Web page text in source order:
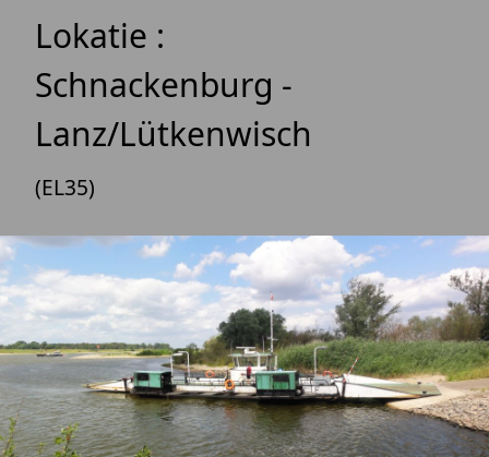
Lokatie :
Schnackenburg -
Lanz/Lütkenwisch
(EL35)